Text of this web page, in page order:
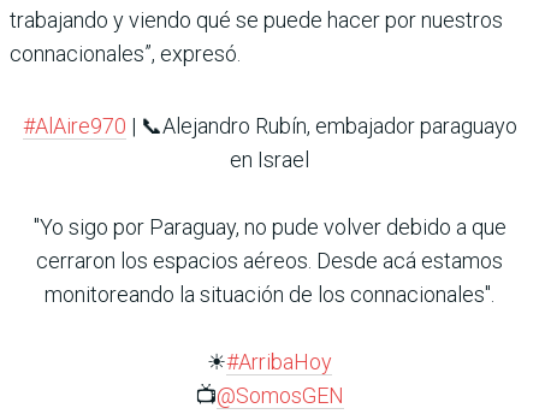
trabajando y viendo qué se puede hacer por nuestros
connacionales”, expresó.
#AlAire970 | 📞Alejandro Rubín, embajador paraguayo
en Israel
"Yo sigo por Paraguay, no pude volver debido a que
cerraron los espacios aéreos. Desde acá estamos
monitoreando la situación de los connacionales".
☀#ArribaHoy
📺@SomosGEN